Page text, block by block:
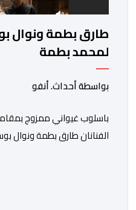
طارق بطمة ونوال
لمحمد بطمة
بواسطة أحداث. أنفو
باسلوب غيواني ممزوج
الفنانان طارق بطمة ونوال